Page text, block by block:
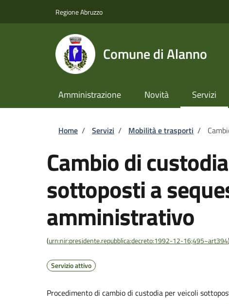
Regione Abruzzo
Comune di Alanno
Amministrazione Novità Servizi
Briciole di pane
Home / Servizi / Mobilità e trasporti /
Cambio di
sottoposti a
amministrativo
(urn:nir:presidente.repubblica:decreto:1992-12-16;495~art394)
Servizio attivo
Procedimento di cambio di custodia per veicoli